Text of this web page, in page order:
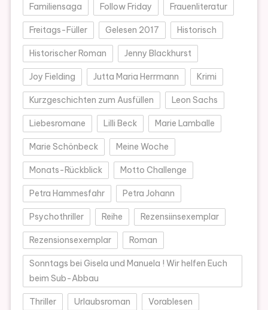
Familiensaga Follow Friday Frauenliteratur
Freitags-Füller Gelesen 2017 Historisch
Historischer Roman Jenny Blackhurst
Joy Fielding Jutta Maria Herrmann Krimi
Kurzgeschichten zum Ausfüllen Leon Sachs
Liebesromane Lilli Beck Marie Lamballe
Marie Schönbeck Meine Woche
Monats-Rückblick Motto Challenge
Petra Hammesfahr Petra Johann
Psychothriller Reihe Rezensiinsexemplar
Rezensionsexemplar Roman
Sonntags bei Gisela und Manuela ! Wir helfen Euch
beim Sub-Abbau
Thriller Urlaubsroman Vorablesen